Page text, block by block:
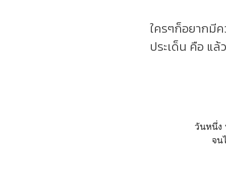
ใครๆก็อยากมี
ประเด็น คือ แล้
วันหนึ่ง
จน